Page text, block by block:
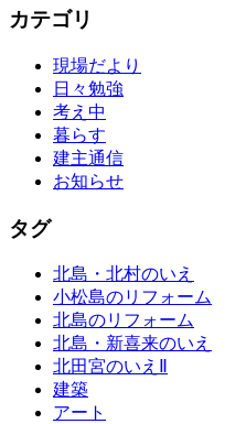
カテゴリ
現場だより
日々勉強
考え中
暮らす
建主通信
お知らせ
タグ
北島・北村のいえ
小松島のリフォーム
北島のリフォーム
北島・新喜来のいえ
北田宮のいえⅡ
建築
アート